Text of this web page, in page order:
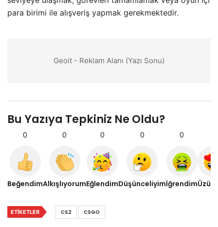
para birimi ile alışveriş yapmak gerekmektedir.
Geoit - Reklam Alanı (Yazı Sonu)
Bu Yazıya Tepkiniz Ne Oldu?
0
Beğendim
0
Alkışlıyorum
0
Eğlendim
0
Düşünceliyim
0
İğrendim
ETIKETLER CS2 CSGO